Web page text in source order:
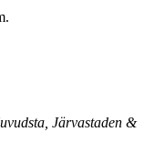
Järvastaden &